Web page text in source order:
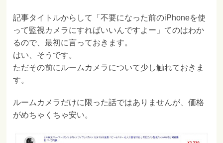
記事タイトルからして「不要になった前のiPhoneを使
って監視カメラにすればいいんですよー」てのはわか
るので、最初に言っておきます。
はい、そうです。
ただその前にルームカメラについて少し触れておきま
す。
ルームカメラだけに限った話ではありませんが、価格
がめちゃくちゃ安い。